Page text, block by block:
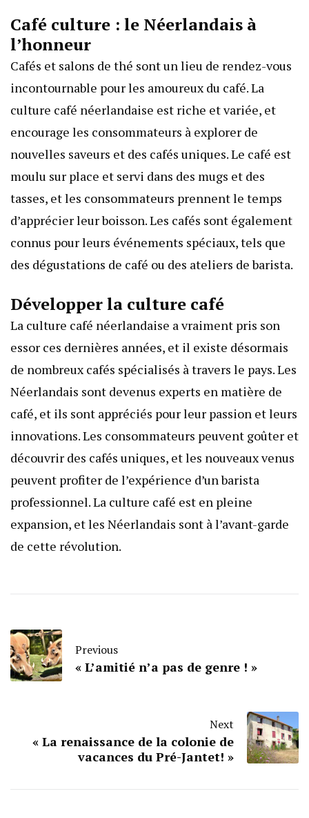
Café culture : le Néerlandais à
l’honneur
Cafés et salons de thé sont un lieu de rendez-vous
incontournable pour les amoureux du café. La
culture café néerlandaise est riche et variée, et
encourage les consommateurs à explorer de
nouvelles saveurs et des cafés uniques. Le café est
moulu sur place et servi dans des mugs et des
tasses, et les consommateurs prennent le temps
d’apprécier leur boisson. Les cafés sont également
connus pour leurs événements spéciaux, tels que
des dégustations de café ou des ateliers de barista.
Développer la culture café
La culture café néerlandaise a vraiment pris son
essor ces dernières années, et il existe désormais
de nombreux cafés spécialisés à travers le pays. Les
Néerlandais sont devenus experts en matière de
café, et ils sont appréciés pour leur passion et leurs
innovations. Les consommateurs peuvent goûter et
découvrir des cafés uniques, et les nouveaux venus
peuvent profiter de l’expérience d’un barista
professionnel. La culture café est en pleine
expansion, et les Néerlandais sont à l’avant-garde
de cette révolution.
Previous
« L’amitié n’a pas de genre ! »
Next
« La renaissance de la colonie de
vacances du Pré-Jantet! »